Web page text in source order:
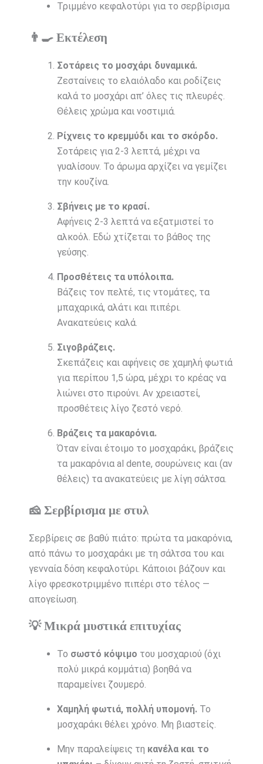
Τριμμένο κεφαλοτύρι για το σερβίρισμα
👨‍🍳 Εκτέλεση
Σοτάρεις το μοσχάρι δυναμικά.
Ζεσταίνεις το ελαιόλαδο και ροδίζεις
καλά το μοσχάρι απ’ όλες τις πλευρές.
Θέλεις χρώμα και νοστιμιά.
Ρίχνεις το κρεμμύδι και το σκόρδο.
Σοτάρεις για 2-3 λεπτά, μέχρι να
γυαλίσουν. Το άρωμα αρχίζει να γεμίζει
την κουζίνα.
Σβήνεις με το κρασί.
Αφήνεις 2-3 λεπτά να εξατμιστεί το
αλκοόλ. Εδώ χτίζεται το βάθος της
γεύσης.
Προσθέτεις τα υπόλοιπα.
Βάζεις τον πελτέ, τις ντομάτες, τα
μπαχαρικά, αλάτι και πιπέρι.
Ανακατεύεις καλά.
Σιγοβράζεις.
Σκεπάζεις και αφήνεις σε χαμηλή φωτιά
για περίπου 1,5 ώρα, μέχρι το κρέας να
λιώνει στο πιρούνι. Αν χρειαστεί,
προσθέτεις λίγο ζεστό νερό.
Βράζεις τα μακαρόνια.
Όταν είναι έτοιμο το μοσχαράκι, βράζεις
τα μακαρόνια al dente, σουρώνεις και (αν
θέλεις) τα ανακατεύεις με λίγη σάλτσα.
🧀 Σερβίρισμα με στυλ
Σερβίρεις σε βαθύ πιάτο: πρώτα τα μακαρόνια,
από πάνω το μοσχαράκι με τη σάλτσα του και
γενναία δόση κεφαλοτύρι. Κάποιοι βάζουν και
λίγο φρεσκοτριμμένο πιπέρι στο τέλος —
απογείωση.
💡 Μικρά μυστικά επιτυχίας
Το σωστό κόψιμο του μοσχαριού (όχι
πολύ μικρά κομμάτια) βοηθά να
παραμείνει ζουμερό.
Χαμηλή φωτιά, πολλή υπομονή.Το
μοσχαράκι θέλει χρόνο. Μη βιαστείς.
Μην παραλείψεις τη κανέλα και το